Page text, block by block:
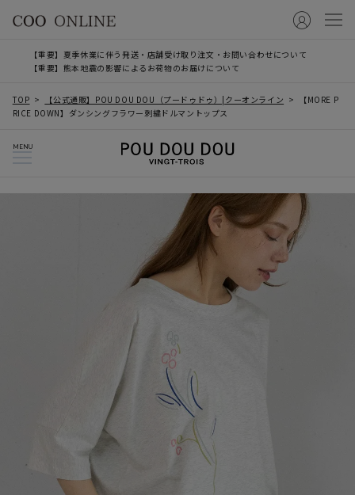
【重要】夏季休業に伴う発送・店舗受け取り注文・お問い合わせについて
【重要】熊本地震の影響によるお荷物のお届けについて
TOP 【公式通販】POU DOU DOU（プードゥドゥ）|クーオンライン
【MORE P
RICE DOWN】ダンシングフラワー刺繍ドルマントップス
MENU